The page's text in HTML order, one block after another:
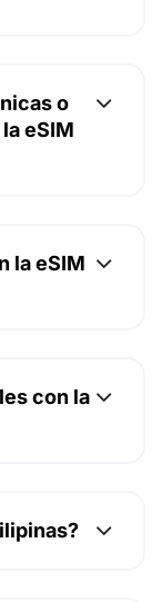
o
eSIM
la eSIM
con la